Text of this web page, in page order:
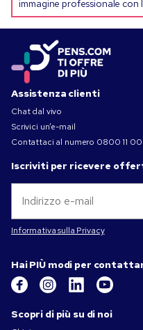
immagine professionale con
Assistenza clienti
Chat dal vivo
Scrivici un’e-mail
Contattaci al numero 0800 11
Iscriviti per ricevere
Informativa sulla Privacy
Hai PIÙ modi per
Scopri di più su di noi